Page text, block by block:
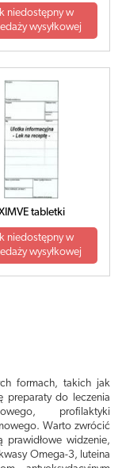
niedostępny w
wysyłkowej
tabletki
niedostępny w
wysyłkowej
formach, takich jak
preparaty do leczenia
profilaktyki
Warto zwrócić
prawidłowe widzenie,
Omega-3, luteina